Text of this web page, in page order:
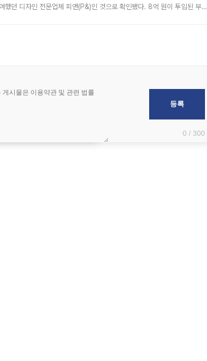
했던 디자인 전문업체 피앤(P&)인 것으로 확인됐다. 8억 원이 투입된 부산
0 / 300